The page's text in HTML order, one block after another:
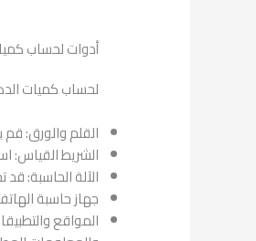
أدوات لحساب
لحساب كميات
القلم والورق:
الشريط القياس:
الآلة الحاسبة:
جهاز حاسبة
المواقع